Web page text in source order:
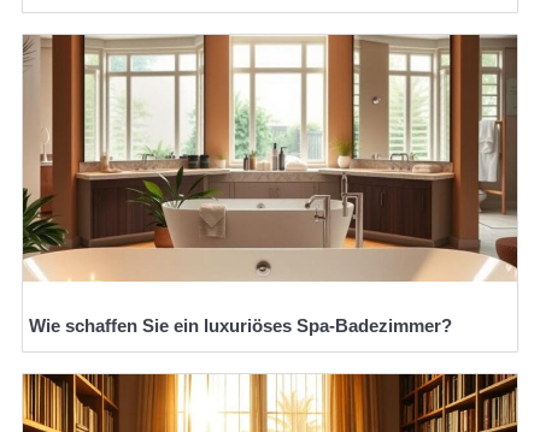
Wie schaffen Sie ein luxuriöses Spa-Badezimmer?